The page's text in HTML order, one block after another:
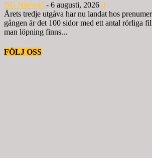
BG Nilensjö - 6 augusti, 2026 0
Årets tredje utgåva har nu landat hos
gången är det 100 sidor med ett antal rörliga
man löpning finns...
FÖLJ OSS